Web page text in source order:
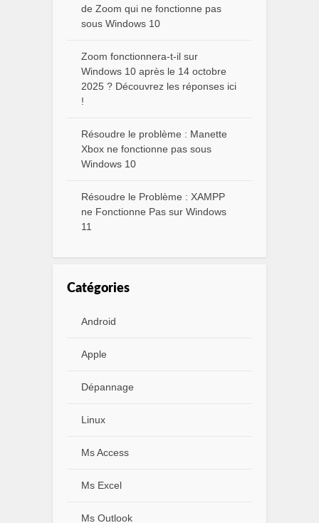
de Zoom qui ne fonctionne pas
sous Windows 10
Zoom fonctionnera-t-il sur
Windows 10 après le 14 octobre
2025 ? Découvrez les réponses ici
!
Résoudre le problème : Manette
Xbox ne fonctionne pas sous
Windows 10
Résoudre le Problème : XAMPP
ne Fonctionne Pas sur Windows
11
Catégories
Android
Apple
Dépannage
Linux
Ms Access
Ms Excel
Ms Outlook